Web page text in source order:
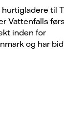
til
Vattenfalls
inden for
og har